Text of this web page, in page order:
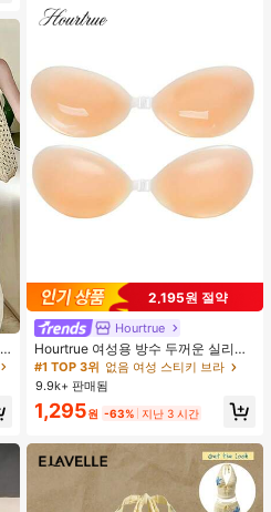
2,195원 절약
Hourtrue
Hourtrue 여성용 방수 두꺼운 실리콘
가슴 페탈, 작은 가슴 리프트업 & 푸시
인용, 웨딩 촬영 및 들러리용
#1 TOP 3위 없음 여성 스티키 브라
9.9k+ 판매됨
1,295원 -63% 지난 3 시간